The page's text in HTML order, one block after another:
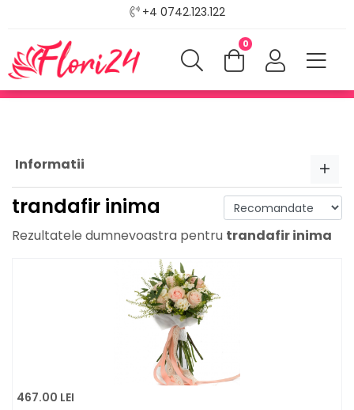
+4 0742.123.122
0
Informatii
trandafir inima
Rezultatele dumnevoastra pentru trandafir inima
467.00 LEI